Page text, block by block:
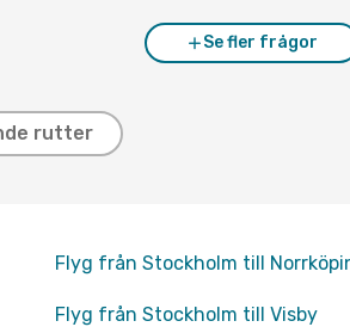
Se fler frågor
rutter
Flyg från Stockholm till
Flyg från Stockholm till Visby